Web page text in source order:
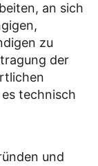
an sich
zu
der
technisch
und